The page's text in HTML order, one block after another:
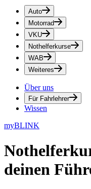
Auto
Motorrad
VKU
Nothelferkurse
WAB
Weiteres
Über uns
Für Fahrlehrer
Wissen
myBLINK
deinen